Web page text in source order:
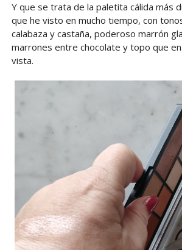
Y que se trata de la paletita cálida más
que he visto en mucho tiempo, con
calabaza y castaña, poderoso marrón
marrones entre chocolate y topo que
vista.